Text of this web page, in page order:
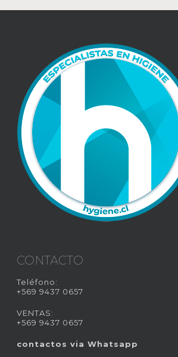
CONTACTO
Teléfono:
+569 9437 0657
VENTAS:
+569 9437 0657
contactos via Whatsapp